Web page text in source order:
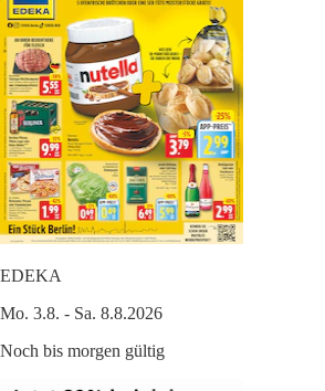
EDEKA
Mo. 3.8. - Sa. 8.8.2026
Noch bis morgen gültig